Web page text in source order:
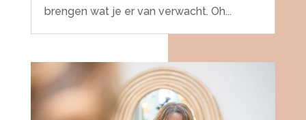
brengen wat je er van verwacht. Oh...